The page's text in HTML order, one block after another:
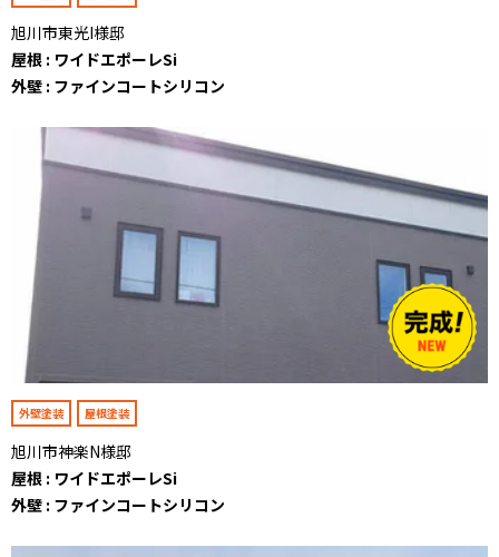
旭川市東光I様邸
屋根 : ワイドエポーレSi
外壁 : ファインコートシリコン
外壁塗装 屋根塗装
旭川市神楽N様邸
屋根 : ワイドエポーレSi
外壁 : ファインコートシリコン